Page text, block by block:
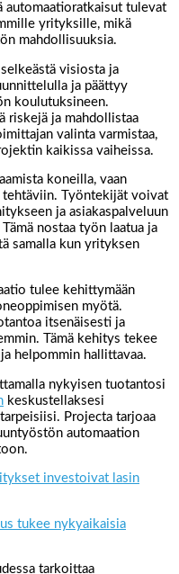
automaatioratkaisut tulevat
yrityksille, mikä
mahdollisuuksia.
visiosta ja
ja päättyy
koulutuksineen.
riskejä ja mahdollistaa
valinta varmistaa,
kaikissa vaiheissa.
koneilla, vaan
Työntekijät voivat
ja asiakaspalveluun
nostaa työn laatua ja
samalla kun yrityksen
tulee kehittymään
myötä.
itsenäisesti ja
Tämä kehitys tekee
helpommin hallittavaa.
nykyisen tuotantosi
keskustellaksesi
Projecta tarjoaa
automaation
investoivat lasin
tukee nykyaikaisia
tarkoittaa